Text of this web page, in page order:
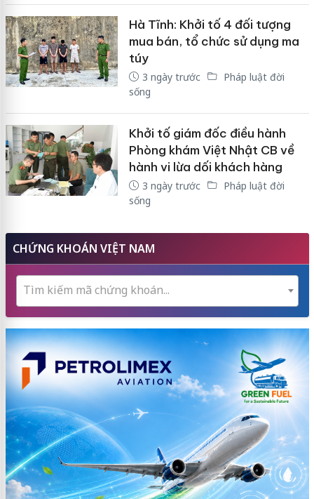
Hà Tĩnh: Khởi tố 4 đối tượng
mua bán, tổ chức sử dụng ma
túy
3 ngày trước
Pháp luật đời
sống
Khởi tố giám đốc điều hành
Phòng khám Việt Nhật CB về
hành vi lừa dối khách hàng
3 ngày trước
Pháp luật đời
sống
CHỨNG KHOÁN VIỆT NAM
Tìm kiếm mã chứng khoán...